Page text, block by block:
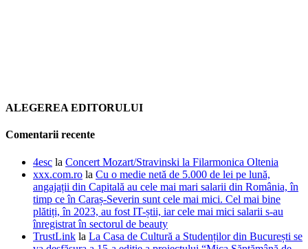
ALEGEREA EDITORULUI
Comentarii recente
4esc la Concert Mozart/Stravinski la Filarmonica Oltenia
xxx.com.ro la Cu o medie netă de 5.000 de lei pe lună,
angajații din Capitală au cele mai mari salarii din România, în
timp ce în Caraș-Severin sunt cele mai mici. Cel mai bine
plătiți, în 2023, au fost IT-știi, iar cele mai mici salarii s-au
înregistrat în sectorul de beauty
TrustLink la La Casa de Cultură a Studenților din București se